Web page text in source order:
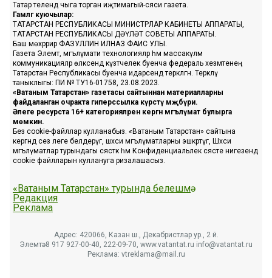
Татар телендә чыга торган иҗтимагый-сәяси газета.
Гамәлгә куючылар:
ТАТАРСТАН РЕСПУБЛИКАСЫ МИНИСТРЛАР КАБИНЕТЫ АППАРАТЫ,
ТАТАРСТАН РЕСПУБЛИКАСЫ ДӘҮЛӘТ СОВЕТЫ АППАРАТЫ.
Баш мөхәррир ФАЗУЛЛИН ИЛНАЗ ФАИС УЛЫ.
Газета Элемтә, мәгълүмати технологияләр һәм массакүләм
коммуникацияләр өлкәсендә күзәтчелек буенча федераль хезмәтенең
Татарстан Республикасы буенча идарәсендә теркәлгән. Теркәлү
таныклыгы: ПИ № ТУ16-01758, 23.08.2023.
«Ватаным Татарстан» газетасы сайтыннан материалларны
файдаланган очракта гиперссылка күрсәтү мәҗбүри.
Әлеге ресурста 16+ категорияләренә кергән мәгълүмат булырга
мөмкин.
Без cookie-файллар кулланабыз. «Ватаным Татарстан» сайтына
кергәндә сез әлеге белдерүгә, шәхси мәгълүматларны эшкәртүгә, Шәхси
мәгълүматлар турындагы сәясәткә һәм Конфиденциальлек сәясәте нигезендә
cookie файлларын куллануга ризалашасыз.
«Ватаным Татарстан» турында белешмә
Редакция
Реклама
Адрес: 420066, Казан ш., Декабристлар ур., 2 й.
Элемтә: 8 917 927-00-40, 222-09-70, www.vatantat.ru info@vatantat.ru
Реклама: vtreklama@mail.ru